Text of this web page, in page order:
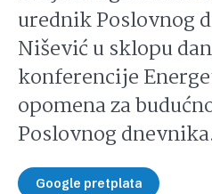
urednik Poslovnog
Nišević u sklopu
konferencije
opomena za
Poslovnog
Google pretplata